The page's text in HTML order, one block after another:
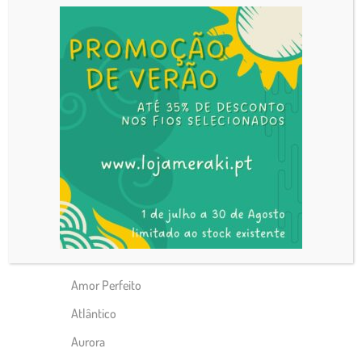
Noro
Rico Design
Rosários 4
Abraço
Alentejo Wool
Alpaca
Alvor
Alvor print
Amor Perfeito
Atlântico
Aurora